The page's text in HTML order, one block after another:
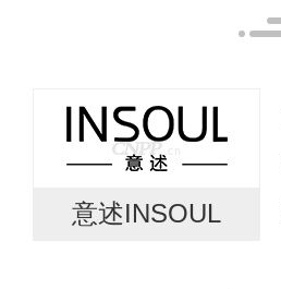
意述INSOUL